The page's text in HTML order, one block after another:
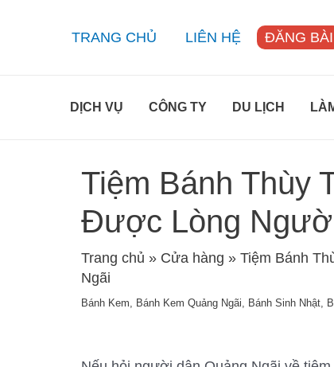
TRANG CHỦ LIÊN HỆ ĐĂNG BÀI
DỊCH VỤ CÔNG TY DU LỊCH
Tiệm Bánh Thùy
Được Lòng
Trang chủ » Cửa hàng » Tiệm Bánh
Ngãi
Bánh Kem, Bánh Kem Quảng Ngãi, Bánh Sinh Nhật,